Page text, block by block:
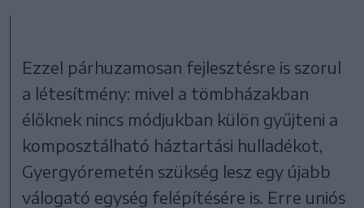
Ezzel párhuzamosan fejlesztésre is szorul
a létesítmény: mivel a tömbházakban
élőknek nincs módjukban külön gyűjteni a
komposztálható háztartási hulladékot,
Gyergyóremetén szükség lesz egy újabb
válogató egység felépítésére is. Erre uniós